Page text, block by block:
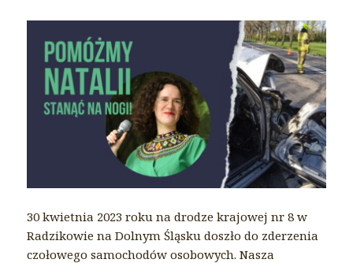
30 kwietnia 2023 roku na drodze krajowej nr 8 w
Radzikowie na Dolnym Śląsku doszło do zderzenia
czołowego samochodów osobowych. Nasza